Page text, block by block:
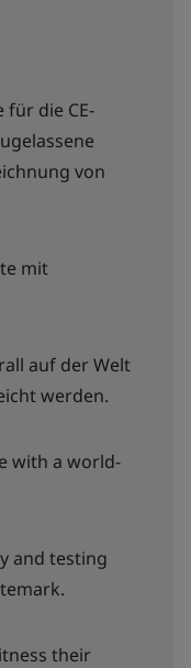
für die CE-
von
mit
auf der Welt
werden.
with a world-
and testing
their